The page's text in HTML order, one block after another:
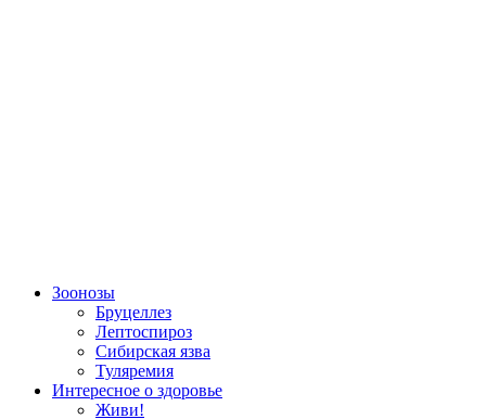
Зоонозы
Бруцеллез
Лептоспироз
Сибирская язва
Туляремия
Интересное о здоровье
Живи!